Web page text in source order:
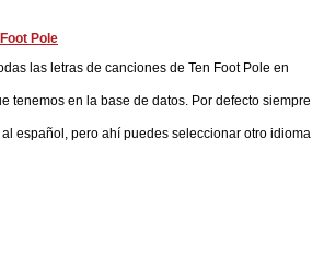
Pole
las letras de canciones de Ten Foot Pole en
tenemos en la base de datos. Por defecto siempre
español, pero ahí puedes seleccionar otro idioma